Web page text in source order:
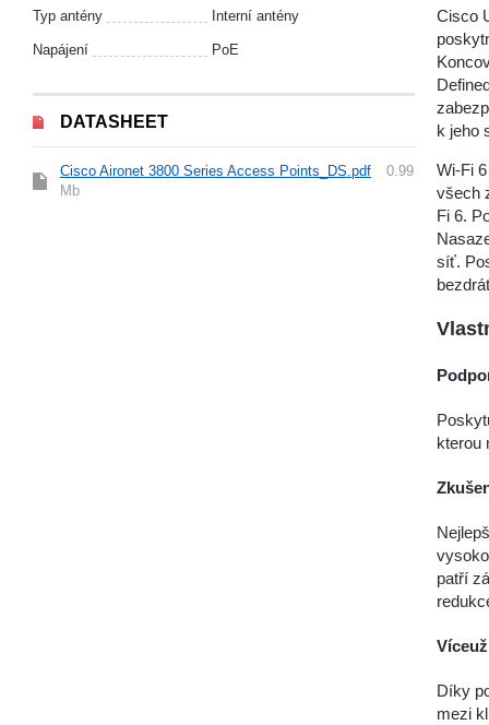
Typ antény Interní antény
Napájení PoE
DATASHEET
Cisco Aironet 3800 Series Access Points_DS.pdf
0.99
Mb
Cisco
k jeho
Wi-Fi
všech
Fi 6.
síť.
kterou
patří
Díky
mezi